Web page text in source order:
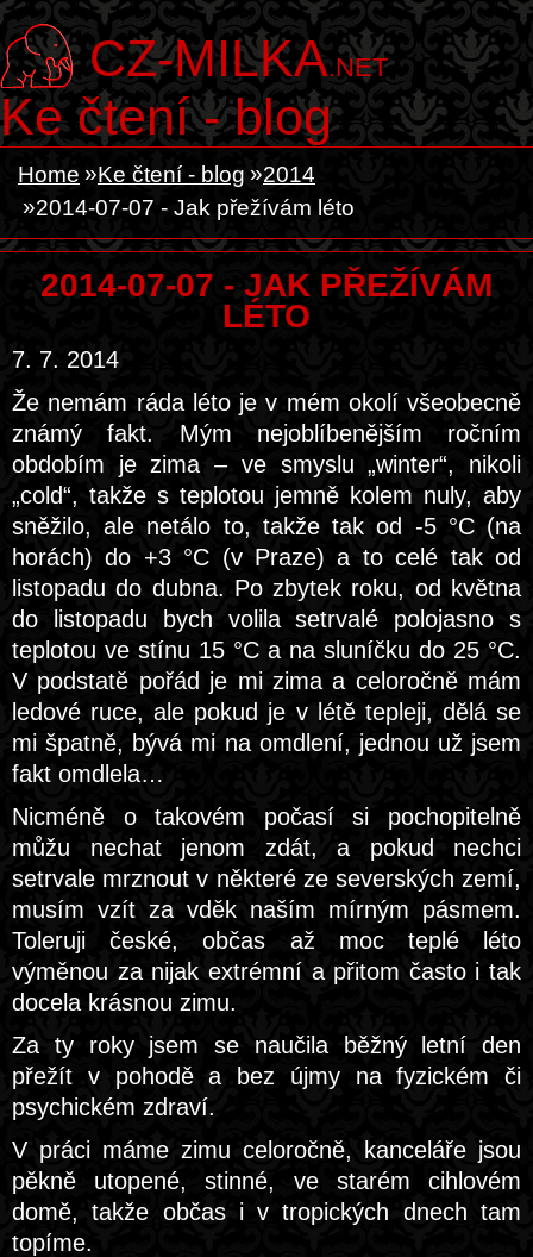
CZ-MILKA.NET
Ke čtení - blog
Home Ke čtení - blog
2014
2014-07-07 - Jak přežívám léto
2014-07-07 - JAK PŘEŽÍVÁM
LÉTO
7. 7. 2014
Že nemám ráda léto je v mém okolí všeobecně
známý fakt. Mým nejoblíbenějším ročním
obdobím je zima – ve smyslu „winter“, nikoli
„cold“, takže s teplotou jemně kolem nuly, aby
sněžilo, ale netálo to, takže tak od -5 °C (na
horách) do +3 °C (v Praze) a to celé tak od
listopadu do dubna. Po zbytek roku, od května
do listopadu bych volila setrvalé polojasno s
teplotou ve stínu 15 °C a na sluníčku do 25 °C.
V podstatě pořád je mi zima a celoročně mám
ledové ruce, ale pokud je v létě tepleji, dělá se
mi špatně, bývá mi na omdlení, jednou už jsem
fakt omdlela…
Nicméně o takovém počasí si pochopitelně
můžu nechat jenom zdát, a pokud nechci
setrvale mrznout v některé ze severských zemí,
musím vzít za vděk naším mírným pásmem.
Toleruji české, občas až moc teplé léto
výměnou za nijak extrémní a přitom často i tak
docela krásnou zimu.
Za ty roky jsem se naučila běžný letní den
přežít v pohodě a bez újmy na fyzickém či
psychickém zdraví.
V práci máme zimu celoročně, kanceláře jsou
pěkně utopené, stinné, ve starém cihlovém
domě, takže občas i v tropických dnech tam
topíme.